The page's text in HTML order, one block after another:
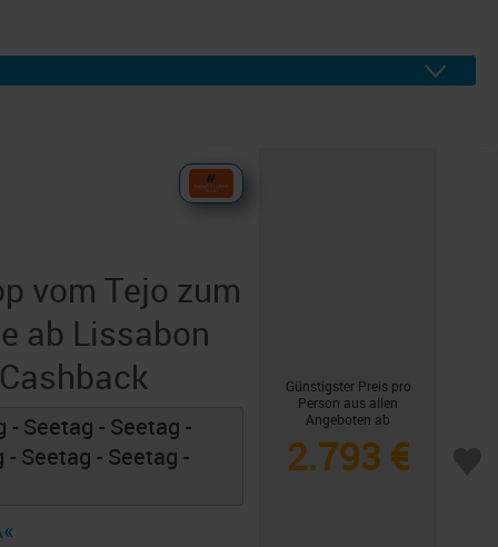
vom Tejo zum
ab Lissabon
- Seetag - Seetag -
Seetag - Seetag -
Günstigster Preis pro
Person aus allen
Angeboten ab
2.793 €